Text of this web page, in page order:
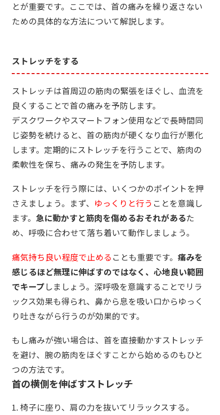
とが重要です。ここでは、首の痛みを繰り返さない
ための具体的な方法について解説します。
ストレッチをする
ストレッチは首周辺の筋肉の緊張をほぐし、血流を
良くすることで首の痛みを予防します。
デスクワークやスマートフォン使用などで長時間同
じ姿勢を続けると、首の筋肉が硬くなり血行が悪化
します。定期的にストレッチを行うことで、筋肉の
柔軟性を保ち、痛みの発生を予防します。
ストレッチを行う際には、いくつかのポイントを押
さえましょう。まず、 ゆっくりと行う ことを意識し
ます。 急に動かすと筋肉を傷めるおそれがあるた
め、呼吸に合わせて落ち着いて動作しましょう。
痛気持ち良い程度で止める ことも重要です。 痛みを
感じるほど無理に伸ばすのではなく、心地良い範囲
でキープ しましょう。深呼吸を意識することでリラ
ックス効果も得られ、鼻から息を吸い口からゆっく
り吐きながら行うのが効果的です。
もし痛みが強い場合は、首を直接動かすストレッチ
を避け、腕の筋肉をほぐすことから始めるのもひと
つの方法です。
首の横側を伸ばすストレッチ
1. 椅子に座り、肩の力を抜いてリラックスする。